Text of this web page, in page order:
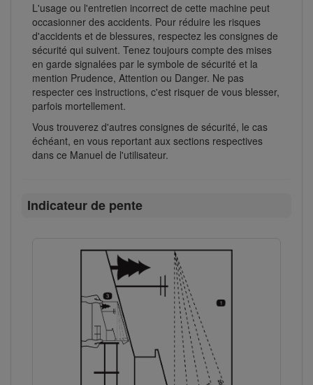
L'usage ou l'entretien incorrect de cette machine peut
occasionner des accidents. Pour réduire les risques
d'accidents et de blessures, respectez les consignes de
sécurité qui suivent. Tenez toujours compte des mises
en garde signalées par le symbole de sécurité et la
mention Prudence, Attention ou Danger. Ne pas
respecter ces instructions, c'est risquer de vous blesser,
parfois mortellement.
Vous trouverez d'autres consignes de sécurité, le cas
échéant, en vous reportant aux sections respectives
dans ce Manuel de l'utilisateur.
Indicateur de pente